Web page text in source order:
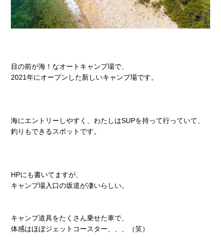
目の前が海！なオートキャンプ場で、
2021年にオープンした新しいキャンプ場です。
海にエントリーしやすく、わたしはSUPを持って行っていて、
釣りもできるスポットです。
HPにも書いてますが、
キャンプ場入口の坂道が凄いらしい。
キャンプ道具をたくさん乗せた車で、
体感はほぼジェットコースター、、、（笑）